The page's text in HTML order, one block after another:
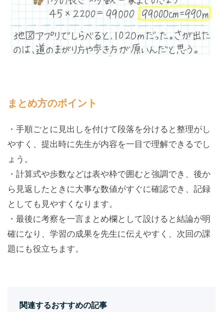
まとめ方のポイント
・手順ごとに見出しを付けて段落を分けると整理がし
やすく、提出時に先生が内容を一目で理解できるでし
ょう。
・計算式や歩数などは表や枠で囲むと強調でき、後か
ら見返したときに大事な数値がすぐに確認でき、記録
としても見やすくなります。
・最後に考察を一言まとめ欄として設けると結論が明
確になり、学習の成果を先生に伝えやすく、次回の課
題にも役立ちます。
関連するおすすめの記事